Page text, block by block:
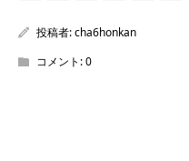
投稿者:cha6honkan
コメント:0